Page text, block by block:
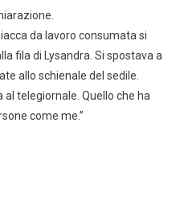
da lavoro consumata si
fila di Lysandra. Si spostava a
allo schienale del sedile.
al telegiornale. Quello che ha
come me.”